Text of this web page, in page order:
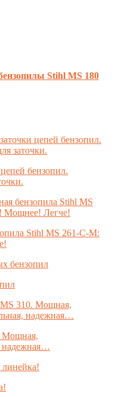
Stihl MS 180
бензопил.
Stihl MS 261-C-M:
Мощная,
надежная…